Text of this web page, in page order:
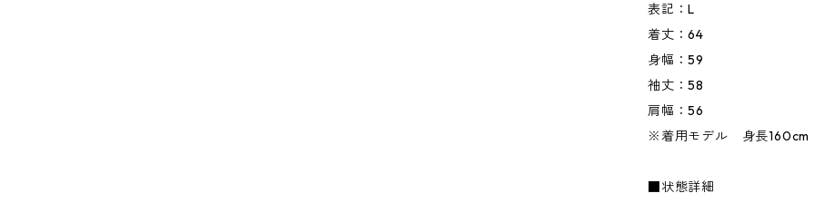
表記：L
着丈：64
身幅：59
袖丈：58
肩幅：56
※着用モデル 身長160cm
■状態詳細